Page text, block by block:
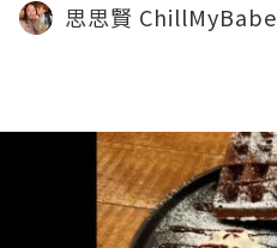
思思賢 ChillMyBabe